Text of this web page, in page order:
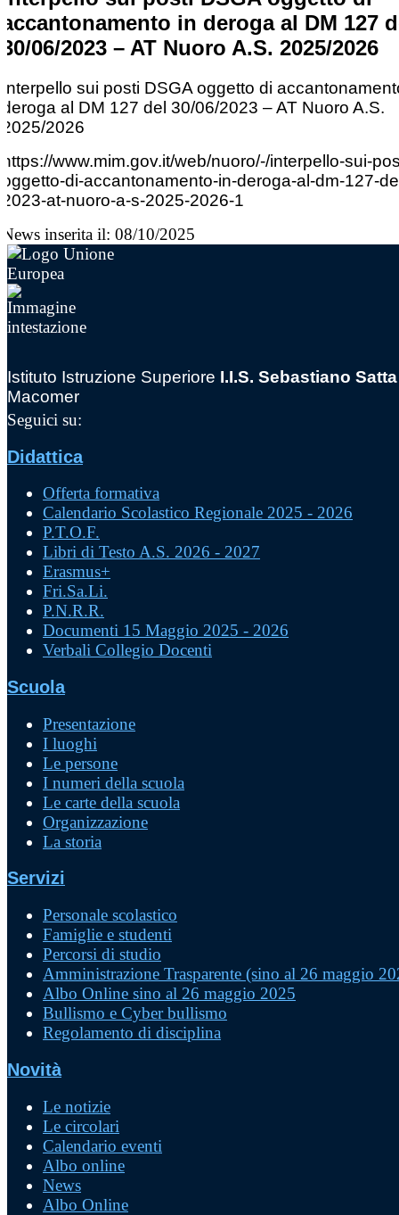
accantonamento in deroga al DM 127
30/06/2023 – AT Nuoro A.S. 2025/2026
Interpello sui posti DSGA oggetto di
deroga al DM 127 del 30/06/2023 – AT Nuoro A.S.
2025/2026
https://www.mim.gov.it/web/nuoro/-/interpello-sui-
oggetto-di-accantonamento-in-deroga-al-dm-127-
2023-at-nuoro-a-s-2025-2026-1
News inserita il: 08/10/2025
Istituto Istruzione Superiore I.I.S. Sebastiano Satta
Macomer
Seguici su:
Didattica
Offerta formativa
Calendario Scolastico Regionale 2025 - 2026
P.T.O.F.
Libri di Testo A.S. 2026 - 2027
Erasmus+
Fri.Sa.Li.
P.N.R.R.
Documenti 15 Maggio 2025 - 2026
Verbali Collegio Docenti
Scuola
Presentazione
I luoghi
Le persone
I numeri della scuola
Le carte della scuola
Organizzazione
La storia
Servizi
Personale scolastico
Famiglie e studenti
Percorsi di studio
Amministrazione Trasparente (sino al 26 maggio
Albo Online sino al 26 maggio 2025
Bullismo e Cyber bullismo
Regolamento di disciplina
Novità
Le notizie
Le circolari
Calendario eventi
Albo online
News
Albo Online